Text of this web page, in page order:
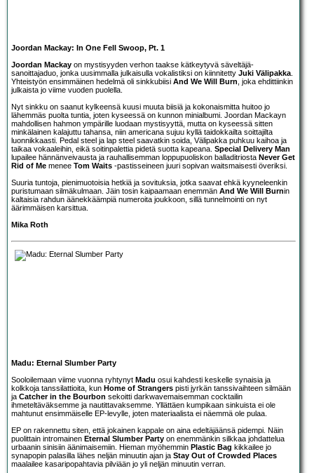
Joordan Mackay: In One Fell Swoop, Pt. 1
Joordan Mackay on mystisyyden verhon taakse kätkeytyvä säveltäjä-
sanoittajaduo, jonka uusimmalla julkaisulla vokalistiksi on kiinnitetty Juki Välipakka
Yhteistyön ensimmäinen hedelmä oli sinkkubiisi And We Will Burn , joka ehdittiinkin
julkaista jo viime vuoden puolella.
Nyt sinkku on saanut kylkeensä kuusi muuta biisiä ja kokonaismitta huitoo jo
lähemmäs puolta tuntia, joten kyseessä on kunnon minialbumi. Joordan Mackayn
mahdollisen hahmon ympärille luodaan mystisyyttä, mutta on kyseessä sitten
minkälainen kalajuttu tahansa, niin americana sujuu kyllä taidokkailta soittajilta
luonnikkaasti. Pedal steel ja lap steel saavatkin soida, Välipakka puhkuu kaihoa ja
taikaa vokaaleihin, eikä soitinpalettia pidetä suotta kapeana. Special Delivery Man
lupailee hännänveivausta ja rauhallisemman loppupuoliskon balladitriosta Never Get
Rid of Me menee Tom Waits -pastisseineen juuri sopivan waitsmaisesti överiksi.
Suuria tuntoja, pienimuotoisia hetkiä ja sovituksia, jotka saavat ehkä kyyneleenkin
puristumaan silmäkulmaan. Jäin tosin kaipaamaan enemmän And We Will Burnin
kaltaisia rahdun äänekkäämpiä numeroita joukkoon, sillä tunnelmointi on nyt
äärimmäisen karsittua.
Mika Roth
Madu: Eternal Slumber Party
Sooloilemaan viime vuonna ryhtynyt Madu osui kahdesti keskelle synaisia ja
kolkkoja tanssilattioita, kun Home of Strangers pisti jyrkän tanssivaihteen silmään
ja Catcher in the Bourbon sekoitti darkwavemaisemman cocktailin
ihmeteltäväksemme ja nautittavaksemme. Yllättäen kumpikaan sinkuista ei ole
mahtunut ensimmäiselle EP-levylle, joten materiaalista ei näemmä ole pulaa.
EP on rakennettu siten, että jokainen kappale on aina edeltäjäänsä pidempi. Näin
puolittain intromainen Eternal Slumber Party on enemmänkin silkkaa johdattelua
urbaanin sinisiin äänimaisemiin. Hieman myöhemmin Plastic Bag kikkailee jo
synapopin palasilla lähes neljän minuutin ajan ja Stay Out of Crowded Places
maalailee kasaripopahtavia pilviään jo yli neljän minuutin verran.